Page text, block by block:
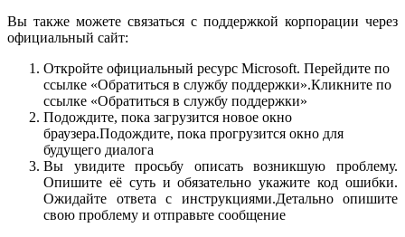
Вы также можете связаться с поддержкой корпорации через
официальный сайт:
Откройте официальный ресурс Microsoft. Перейдите по
ссылке «Обратиться в службу поддержки».Кликните по
ссылке «Обратиться в службу поддержки»
Подождите, пока загрузится новое окно
браузера.Подождите, пока прогрузится окно для
будущего диалога
Вы увидите просьбу описать возникшую проблему.
Опишите её суть и обязательно укажите код ошибки.
Ожидайте ответа с инструкциями.Детально опишите
свою проблему и отправьте сообщение